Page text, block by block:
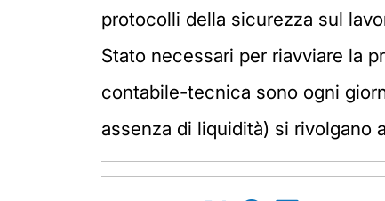
protocolli della sicurezza sul
Stato necessari per riavviare la
contabile-tecnica sono ogni
assenza di liquidità) si rivolgano